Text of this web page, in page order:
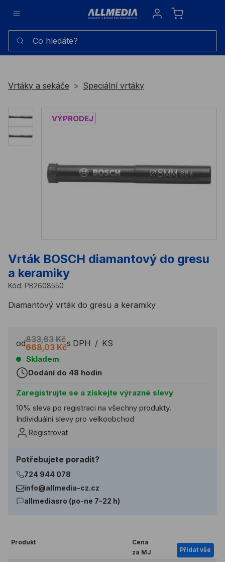
Sign in
Co hledáte?
Vrtáky a sekáče Speciální vrtáky
Vrták BOSCH diamantový do gresu
a keramiky
Kód: PB2608550
Diamantový vrták do gresu a keramiky
od833,63 Kč
668,03 Kčs DPH / KS
Skladem
Dodání do 48 hodin
Zaregistrujte se a získejte výrazné slevy
10% sleva po registraci na všechny produkty.
Individuální slevy pro velkoobchod
Registrovat
Potřebujete poradit?
724 944 078
info@allmedia-cz.cz
allmediasro (po-ne 7-22 h)
Produkt
Cena
za MJ
Přidat vše